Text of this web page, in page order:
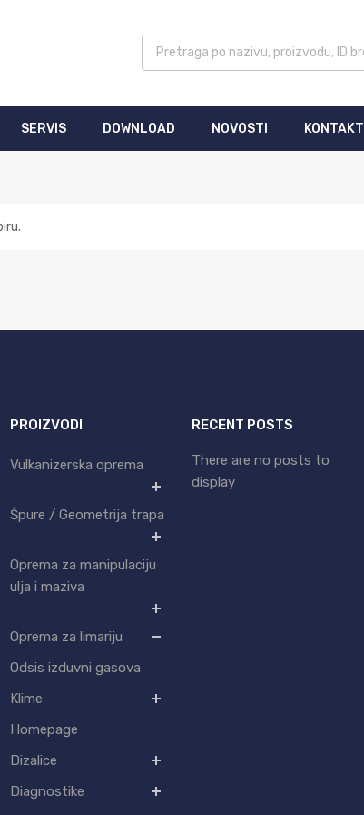
SERVIS DOWNLOAD NOVOSTI KONTAKT
PROIZVODI
Vulkanizerska oprema
Špure / Geometrija trapa
Oprema za manipulaciju
ulja i maziva
Oprema za limariju
Odsis izduvni gasova
Klime
Homepage
Dizalice
Diagnostike
RECENT POSTS
There are no posts to
display